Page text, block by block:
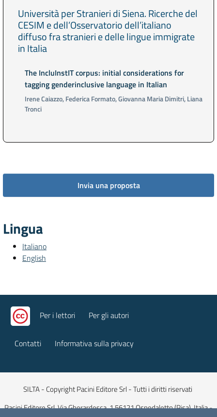
Università per Stranieri di Siena. Ricerche del
CESIM e dell’Osservatorio dell’italiano
diffuso fra stranieri e delle lingue immigrate
in Italia
The IncluInstIT corpus: initial considerations for
tagging genderinclusive language in Italian
Irene Caiazzo, Federica Formato, Giovanna Maria Dimitri, Liana
Tronci
Invia una proposta
Lingua
Italiano
English
Per i lettori Per gli autori
Contatti Informativa sulla privacy
SILTA - Copyright Pacini Editore Srl - Tutti i diritti riservati
Pacini Editore Srl, Via Gherardesca, 1 56121 Ospedaletto (Pisa), Italia -